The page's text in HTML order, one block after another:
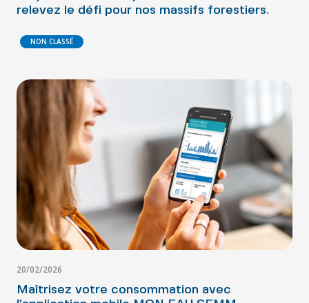
relevez le défi pour nos massifs forestiers.
NON CLASSÉ
20/02/2026
Maîtrisez votre consommation avec